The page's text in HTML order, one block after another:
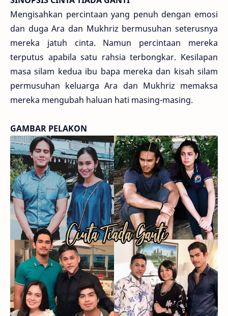
Mengisahkan percintaan yang penuh dengan emosi
dan duga Ara dan Mukhriz bermusuhan seterusnya
mereka jatuh cinta. Namun percintaan mereka
terputus apabila satu rahsia terbongkar. Kesilapan
masa silam kedua ibu bapa mereka dan kisah silam
permusuhan keluarga Ara dan Mukhriz memaksa
mereka mengubah haluan hati masing-masing.
GAMBAR PELAKON